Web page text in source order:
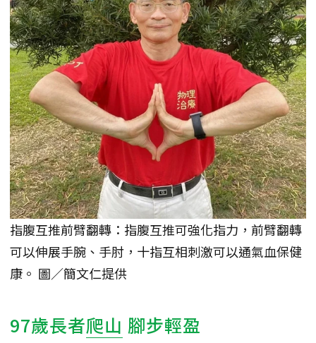
指腹互推前臂翻轉：指腹互推可強化指力，前臂翻轉
可以伸展手腕、手肘，十指互相刺激可以通氣血保健
康。 圖／簡文仁提供
97歲長者爬山 腳步輕盈